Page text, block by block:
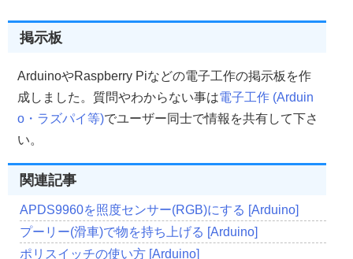
掲示板
ArduinoやRaspberry Piなどの電子工作の掲示板を作
成しました。質問やわからない事は電子工作 (Arduin
o・ラズパイ等)でユーザー同士で情報を共有して下さ
い。
関連記事
APDS9960を照度センサー(RGB)にする [Arduino]
プーリー(滑車)で物を持ち上げる [Arduino]
ポリスイッチの使い方 [Arduino]